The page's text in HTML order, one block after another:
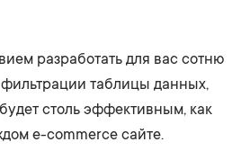
разработать для вас сотню
таблицы данных,
столь эффективным, как
e-commerce сайте.